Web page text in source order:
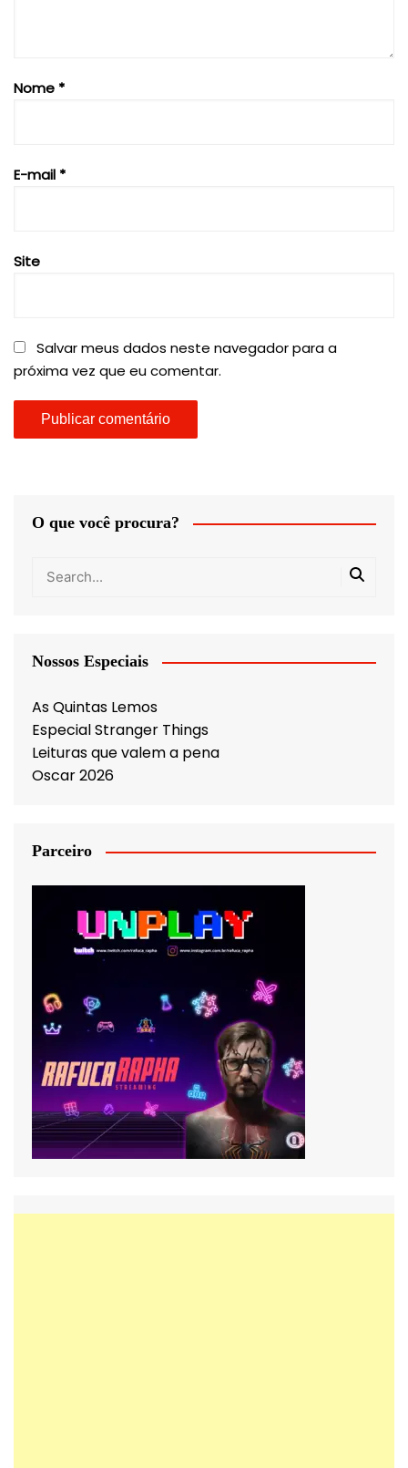
Nome *
E-mail *
Site
Salvar meus dados neste navegador para a
próxima vez que eu comentar.
O que você procura?
Nossos Especiais
As Quintas Lemos
Especial Stranger Things
Leituras que valem a pena
Oscar 2026
Parceiro